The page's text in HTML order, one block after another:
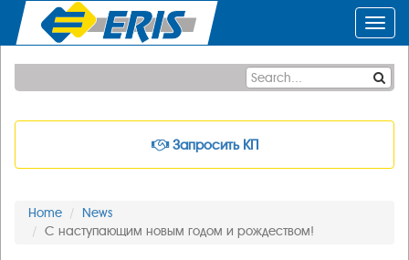
Запросить КП
Home
News
С наступающим новым годом и рождеством!